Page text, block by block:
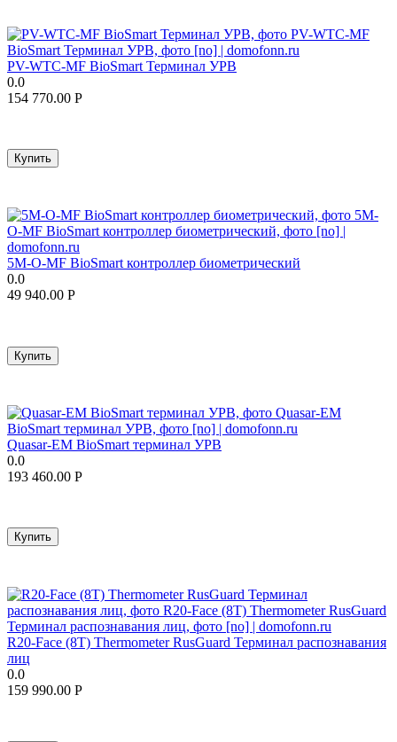
PV-WTC-MF BioSmart Терминал УРВ
0.0
154 770.00 Р
Купить
5M-O-MF BioSmart контроллер биометрический
0.0
49 940.00 Р
Купить
Quasar-EM BioSmart терминал УРВ
0.0
193 460.00 Р
Купить
R20-Face (8T) Thermometer RusGuard Терминал распознавания
лиц
0.0
159 990.00 Р